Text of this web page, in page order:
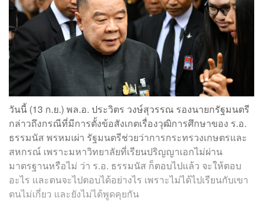
วันนี้ (13 ก.ย.) พล.อ. ประวิตร วงษ์สุวรรณ รองนายกรัฐมนตรี
กล่าวถึงกรณีที่มีการตั้งข้อสังเกตเรื่องวุฒิการศึกษาของ ร.อ.
ธรรมนัส พรหมเผ่า รัฐมนตรีช่วยว่าการกระทรวงเกษตรและ
สหกรณ์ เพราะมหาวิทยาลัยที่เรียนปริญญาเอกไม่ผ่าน
มาตรฐานหรือไม่ ว่า ร.อ. ธรรมนัส ก็ตอบไปแล้ว จะให้ตอบ
อะไร และตนจะไปตอบได้อย่างไร เพราะไม่ได้ไปเรียนกับเขา
ตนไม่เกี่ยว และยังไม่ได้พูดคุยกัน